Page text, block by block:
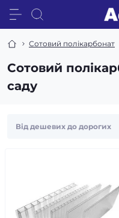
Сотовий полікарбонат
Сотовий
саду